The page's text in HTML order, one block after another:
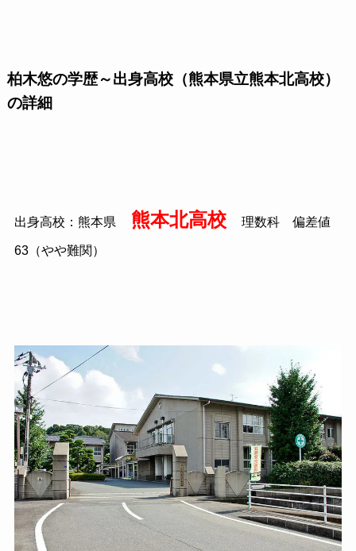
柏木悠の学歴～出身高校（熊本県立熊本北高校）
の詳細
出身高校：熊本県 熊本北高校 理数科 偏差値
63（やや難関）